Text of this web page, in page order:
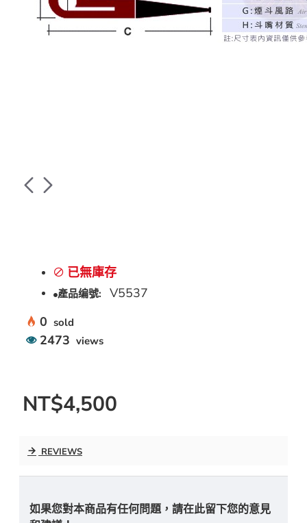
已無庫存
產品编號:
V5537
0 sold
2473 views
NT$4,500
REVIEWS
如果您對本商品有任何問題，請在此留下您的意見